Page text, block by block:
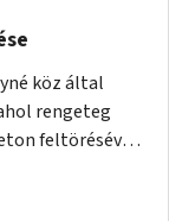
köz által
rengeteg
feltörésével,